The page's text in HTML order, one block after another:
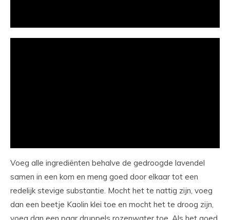
Voeg alle ingrediënten behalve de gedroogde lavendel
samen in een kom en meng goed door elkaar tot een
redelijk stevige substantie. Mocht het te nattig zijn, voeg
dan een beetje Kaolin klei toe en mocht het te droog zijn,